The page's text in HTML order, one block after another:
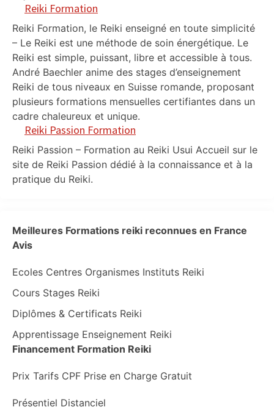
Reiki Formation
Reiki Formation, le Reiki enseigné en toute simplicité
– Le Reiki est une méthode de soin énergétique. Le
Reiki est simple, puissant, libre et accessible à tous.
André Baechler anime des stages d’enseignement
Reiki de tous niveaux en Suisse romande, proposant
plusieurs formations mensuelles certifiantes dans un
cadre chaleureux et unique.
Reiki Passion Formation
Reiki Passion – Formation au Reiki Usui Accueil sur le
site de Reiki Passion dédié à la connaissance et à la
pratique du Reiki.
Meilleures Formations reiki reconnues en France
Avis
Ecoles Centres Organismes Instituts Reiki
Cours Stages Reiki
Diplômes & Certificats Reiki
Apprentissage Enseignement Reiki
Financement Formation Reiki
Prix Tarifs CPF Prise en Charge Gratuit
Présentiel Distanciel